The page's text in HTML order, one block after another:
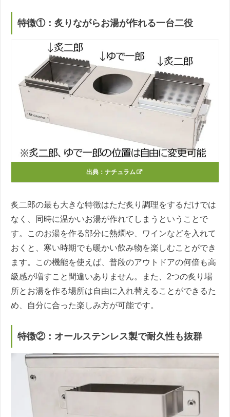
特徴①：炙りながらお湯が作れる一台二役
出典：ナチュラム
炙二郎の最も大きな特徴はただ炙り調理をするだけでは
なく、同時に温かいお湯が作れてしまうということで
す。このお湯を作る部分に熱燗や、ワインなどを入れて
おくと、寒い時期でも暖かい飲み物を楽しむことができ
ます。この機能を使えば、普段のアウトドアの何倍も高
級感が増すこと間違いありません。また、2つの炙り場
所とお湯を作る場所は自由に入れ替えることができるた
め、自分に合った楽しみ方が可能です。
特徴②：オールステンレス製で耐久性も抜群